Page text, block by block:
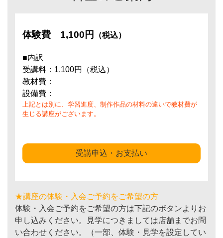
体験費 1,100円 （税込）
■内訳
受講料：1,100円（税込）
教材費：
設備費：
上記とは別に、学習進度、制作作品の材料の違いで教材費が
生じる講座がございます。
受講申込・お支払い
★講座の体験・入会ご予約をご希望の方
体験・入会ご予約をご希望の方は下記のボタンよりお
申し込みください。見学につきましては店舗までお問
い合わせください。（一部、体験・見学を設定してい